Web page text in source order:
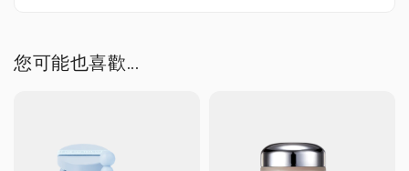
您可能也喜歡...